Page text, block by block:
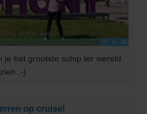
je het grootste schip ter wereld
zien :-)
op cruise!